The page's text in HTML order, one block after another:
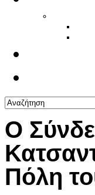
Ο
Πόλη